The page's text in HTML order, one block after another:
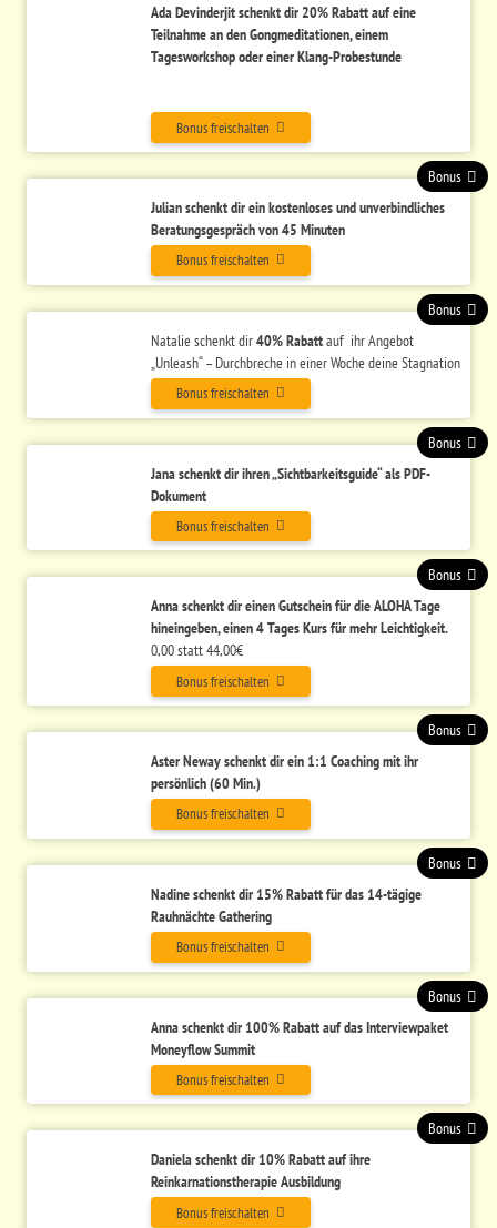
Ada Devinderjit schenkt dir 20% Rabatt auf eine
Teilnahme an den Gongmeditationen, einem
Tagesworkshop oder einer Klang-Probestunde
Bonus freischalten
Julian schenkt dir ein kostenloses und unverbindliches
Beratungsgespräch von 45 Minuten
Bonus freischalten
Bonus
Natalie schenkt dir40% Rabattauf ihr Angebot
„Unleash“ – Durchbreche in einer Woche deine Stagnation
Bonus freischalten
Bonus
Jana schenkt dir ihren „Sichtbarkeitsguide“ als PDF-
Dokument
Bonus freischalten
Bonus
Anna schenkt dir einen Gutschein für die ALOHA Tage
hineingeben, einen 4 Tages Kurs für mehr Leichtigkeit.
0,00 statt 44,00€
Bonus freischalten
Bonus
Aster Neway schenkt dir ein 1:1 Coaching mit ihr
persönlich (60 Min.)
Bonus freischalten
Bonus
Nadine schenkt dir 15% Rabatt für das 14-tägige
Rauhnächte Gathering
Bonus freischalten
Bonus
Anna schenkt dir 100% Rabatt auf das Interviewpaket
Moneyflow Summit
Bonus freischalten
Bonus
Daniela schenkt dir 10% Rabatt auf ihre
Reinkarnationstherapie Ausbildung
Bonus freischalten
Bonus